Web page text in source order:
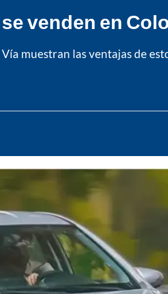
venden en
muestran las ventajas de